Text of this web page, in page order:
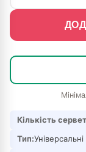
Кількість
Тип: